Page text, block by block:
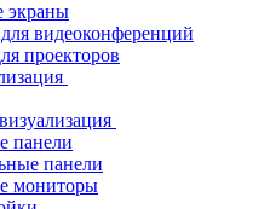
экраны
видеоконференций
проекторов
панели
панели
мониторы